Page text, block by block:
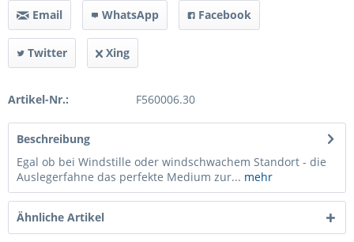
Email
WhatsApp Facebook
Twitter Xing
Artikel-Nr.: F560006.30
Beschreibung
Egal ob bei Windstille oder windschwachem Standort - die
Auslegerfahne das perfekte Medium zur... mehr
Ähnliche Artikel